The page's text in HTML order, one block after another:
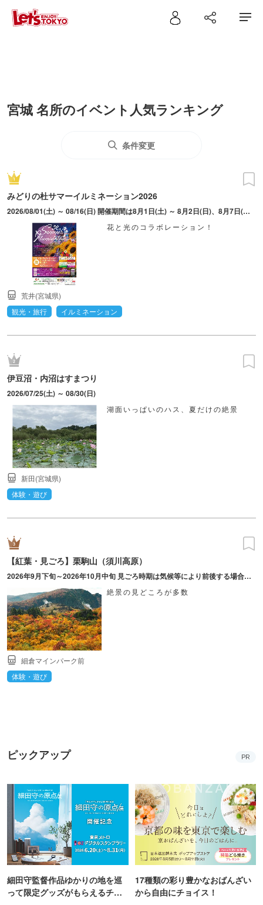
宮城 名所のイベント人気ランキング
条件変更
みどりの杜サマーイルミネーション2026
2026/08/01(土) ～ 08/16(日) 開催期間は8月1日(土) ～ 8月2日(日)、8月7日(金) ～ 8月9日(日)、8月11日（火祝）～8月16日(日)。最終入場は20時30分。※8月10日（月）は休園日
花と光のコラボレーション！
荒井(宮城県)
観光・旅行
イルミネーション
伊豆沼・内沼はすまつり
2026/07/25(土) ～ 08/30(日)
湖面いっぱいのハス、夏だけの絶景
新田(宮城県)
体験・遊び
【紅葉・見ごろ】栗駒山（須川高原）
2026年9月下旬～2026年10月中旬 見ごろ時期は気候等により前後する場合あり。
絶景の見どころが多数
細倉マインパーク前
体験・遊び
ピックアップ PR
細田守監督作品ゆかりの地を巡
って限定グッズがもらえるチャ
17種類の彩り豊かなおばんざい
から自由にチョイス！